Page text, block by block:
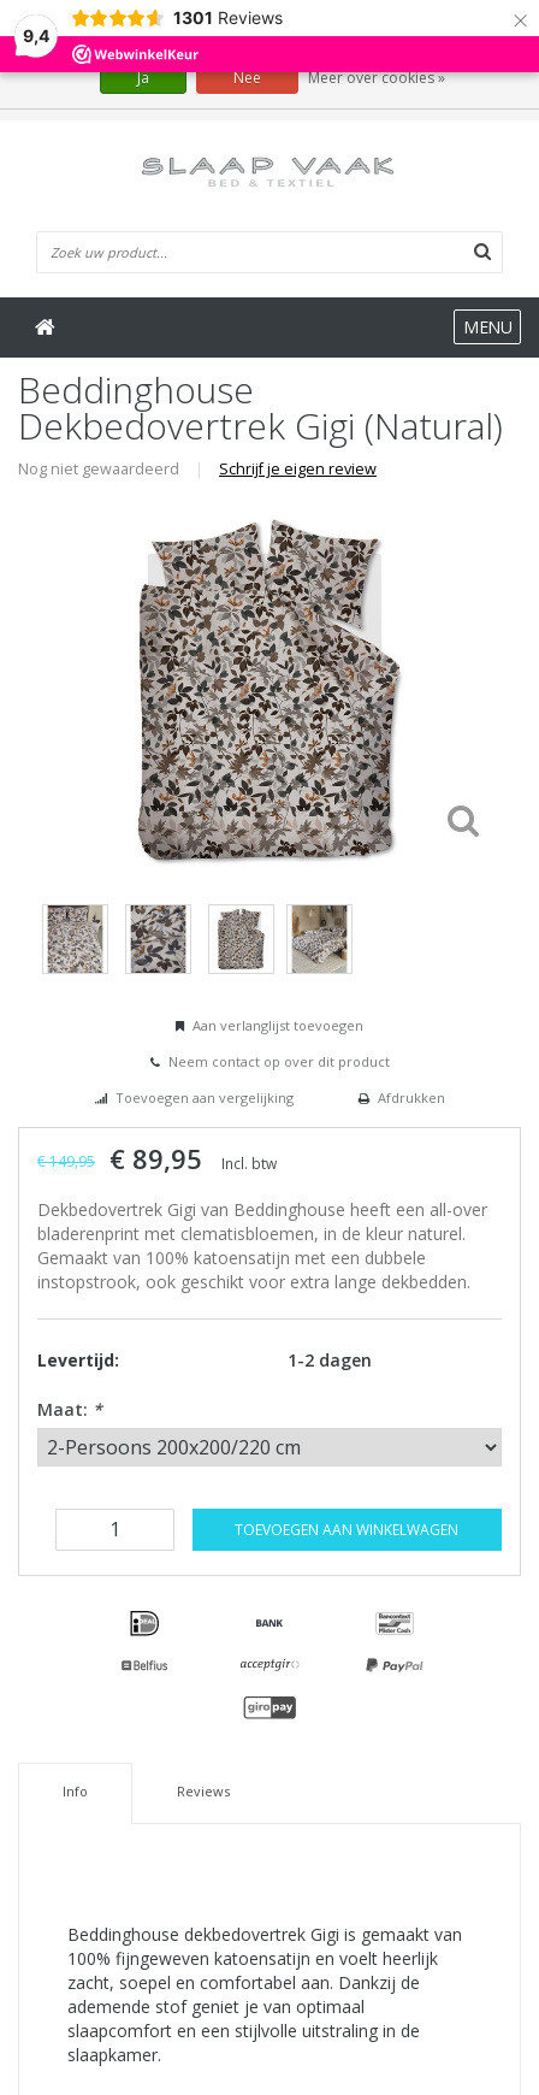
9,4
1301 Reviews ×
MENU
Beddinghouse
Dekbedovertrek Gigi (Natural)
Nog niet gewaardeerd | Schrijf je eigen review
Aan verlanglijst toevoegen
Neem contact op over dit product
Toevoegen aan vergelijking
Afdrukken
€ 149,95 € 89,95 Incl. btw
Dekbedovertrek Gigi van Beddinghouse heeft een all-over
bladerenprint met clematisbloemen, in de kleur naturel.
Gemaakt van 100% katoensatijn met een dubbele
instopstrook, ook geschikt voor extra lange dekbedden.
Levertijd: 1-2 dagen
Maat: *
TOEVOEGEN AAN WINKELWAGEN
Info Reviews
Beddinghouse dekbedovertrek Gigi is gemaakt van
100% fijngeweven katoensatijn en voelt heerlijk
zacht, soepel en comfortabel aan. Dankzij de
ademende stof geniet je van optimaal
slaapcomfort en een stijlvolle uitstraling in de
slaapkamer.
Wij slaan cookies op om onze website te verbeteren. Is dat akkoord?
Ja Nee Meer over cookies »